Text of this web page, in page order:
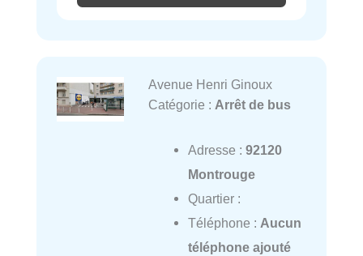
Avenue Henri Ginoux
Catégorie : Arrêt de bus
Adresse : 92120
Montrouge
Quartier :
Téléphone : Aucun
téléphone ajouté